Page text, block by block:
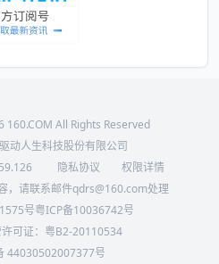
All Rights Reserved
动人生科技股份有限公司
隐私协议
权限详情
，请联系邮件qdrs@160.com处理
号粤ICP备10036742号
可证：粤B2-20110534
44030502007377号